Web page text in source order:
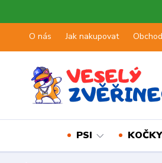
O nás Jak nakupovat
PSI KOČKY